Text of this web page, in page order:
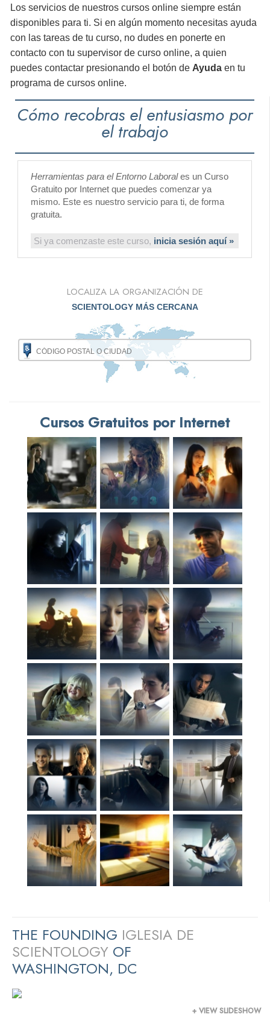
Los servicios de nuestros cursos online siempre están
disponibles para ti. Si en algún momento necesitas ayuda
con las tareas de tu curso, no dudes en ponerte en
contacto con tu supervisor de curso online, a quien
puedes contactar presionando el botón de Ayuda en tu
programa de cursos online.
Cómo recobras el entusiasmo por
el trabajo
Herramientas para el Entorno Laborales un Curso
Gratuito por Internet que puedes comenzar ya
mismo. Este es nuestro servicio para ti, de forma
gratuita.
Si ya comenzaste este curso, inicia sesión aquí »
LOCALIZA LA ORGANIZACIÓN DE
SCIENTOLOGY MÁS CERCANA
Cursos Gratuitos por Internet
THE FOUNDING IGLESIA DE
SCIENTOLOGY OF
WASHINGTON, DC
+ VIEW SLIDESHOW